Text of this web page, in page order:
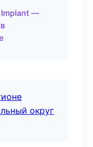
Implant —
округ